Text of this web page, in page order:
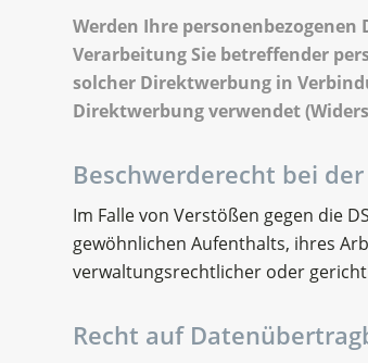
Werden Ihre
Verarbeitung Sie betreffender
solcher Direktwerbung in
Direktwerbung verwendet
Beschwerderecht bei
Im Falle von Verstößen gegen die
gewöhnlichen Aufenthalts, ihres
verwaltungsrechtlicher oder
Recht auf